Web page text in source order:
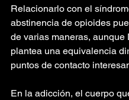
Relacionarlo con el
abstinencia de opioides
de varias maneras, aunque
plantea una equivalencia
puntos de contacto
En la adicción, el cuerpo